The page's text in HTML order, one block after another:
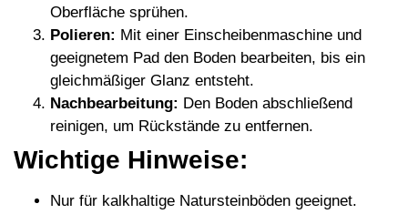
Oberfläche sprühen.
Polieren: Mit einer Einscheibenmaschine und
geeignetem Pad den Boden bearbeiten, bis ein
gleichmäßiger Glanz entsteht.
Nachbearbeitung: Den Boden abschließend
reinigen, um Rückstände zu entfernen.
Wichtige Hinweise:
Nur für kalkhaltige Natursteinböden geeignet.